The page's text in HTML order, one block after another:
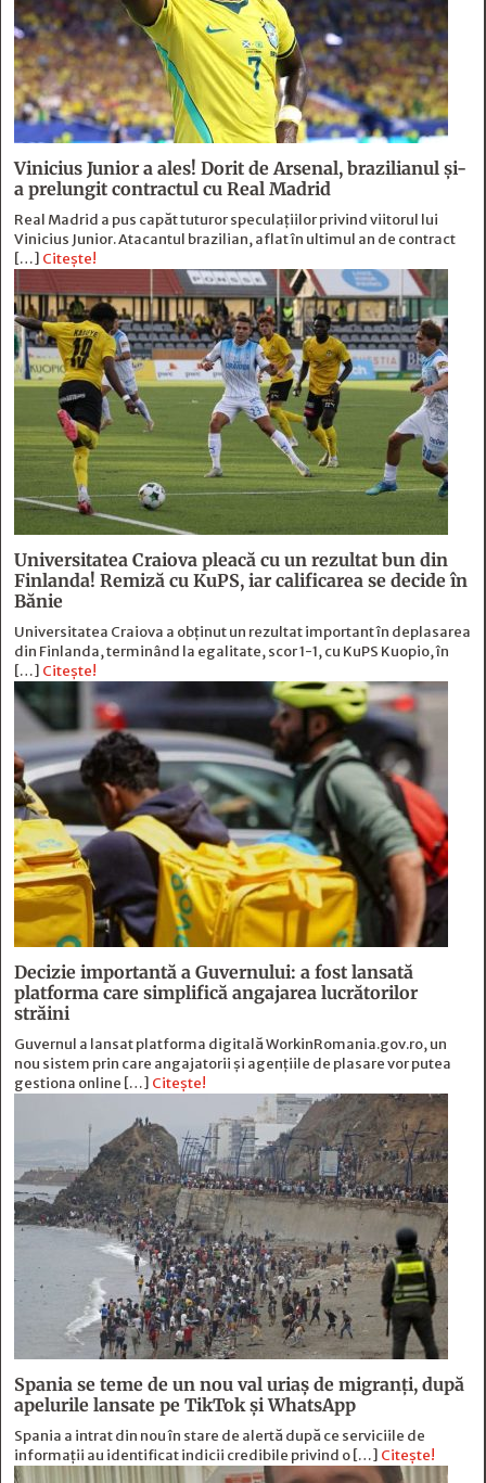
Vinicius Junior a ales! Dorit de Arsenal, brazilianul și-
a prelungit contractul cu Real Madrid
Real Madrid a pus capăt tuturor speculațiilor privind viitorul lui
Vinicius Junior. Atacantul brazilian, aflat în ultimul an de contract
[…] Citește!
Universitatea Craiova pleacă cu un rezultat bun din
Finlanda! Remiză cu KuPS, iar calificarea se decide în
Bănie
Universitatea Craiova a obținut un rezultat important în deplasarea
din Finlanda, terminând la egalitate, scor 1-1, cu KuPS Kuopio, în
[…] Citește!
Decizie importantă a Guvernului: a fost lansată
platforma care simplifică angajarea lucrătorilor
străini
Guvernul a lansat platforma digitală WorkinRomania.gov.ro, un
nou sistem prin care angajatorii și agențiile de plasare vor putea
gestiona online […] Citește!
Spania se teme de un nou val uriaș de migranți, după
apelurile lansate pe TikTok și WhatsApp
Spania a intrat din nou în stare de alertă după ce serviciile de
informații au identificat indicii credibile privind o […] Citește!